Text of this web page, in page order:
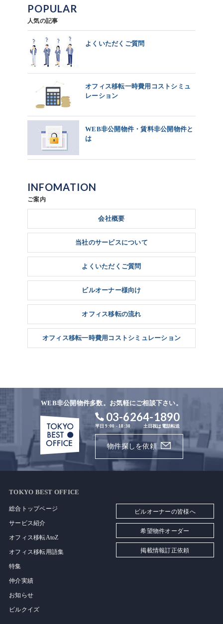
POPULAR
人気の記事
よくいただくご質問
オフィス移転一時費用コストシミュ
レーション
WEB非公開物件・賃料非公開物件と
は
INFOMATION
ご案内
会社概要
当社のサービスについて
よくいただくご質問
ビルオーナー様向け
オフィス移転の流れ
オフィス移転一時費用コストシミュレーション
WEB非公開物件多数。お気軽にご相談下さい。
03-6264-1890
平日 9:00 - 18:30 土日祝は電話転送
物件探しを依頼
TOKYO BEST OFFICE
総合トップページ
サービス紹介
オフィス移転AtoZ
オフィス移転用語集
特集
仲介実績
お知らせ
ビルクイズ
ビルオーナーの皆様へ
希望物件オーダー
掲載情報訂正依頼